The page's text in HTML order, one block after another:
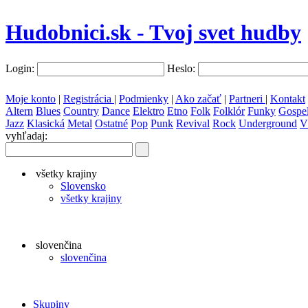
Hudobnici.sk - Tvoj svet hudby
Login: Heslo:
Moje konto | Registrácia | Podmienky | Ako začať | Partneri | Kontakt
Altern Blues Country Dance Elektro Etno Folk Folklór Funky Gospel
Jazz Klasická Metal Ostatné Pop Punk Revival Rock Underground
vyhľadaj:
všetky krajiny
Slovensko
všetky krajiny
slovenčina
slovenčina
Skupiny